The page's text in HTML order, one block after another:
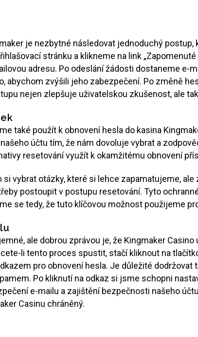
je nezbytné následovat jednoduchý
stránku a klikneme na link
adresu. Po odeslání žádosti dostaneme e-
abychom zvýšili jeho zabezpečení. Po změně
nejen zlepšuje uživatelskou zkušenost, ale
také použít k obnovení hesla do kasina
účtu tím, že nám dovoluje vybrat a
resetování využít k okamžitému obnovení
vybrat otázky, které si lehce zapamatujeme,
postoupit v postupu resetování. Tyto
se tedy, že tuto klíčovou možnost použijeme
ale dobrou zprávou je, že Kingmaker
li tento proces spustit, stačí kliknout na
pro obnovení hesla. Je důležité dodržovat
Po kliknutí na odkaz si jsme schopni
e-mailu a zajištění bezpečnosti našeho
Casinu chráněný.